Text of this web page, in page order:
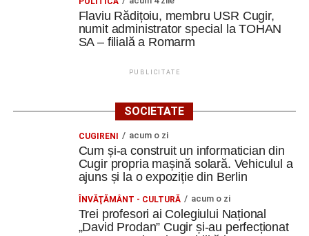
Flaviu Rădițoiu, membru USR Cugir,
numit administrator special la TOHAN
SA – filială a Romarm
PUBLICITATE
SOCIETATE
CUGIRENI acum o zi
Cum și-a construit un informatician din
Cugir propria mașină solară. Vehiculul a
ajuns și la o expoziție din Berlin
ÎNVĂŢĂMÂNT - CULTURĂ acum o zi
Trei profesori ai Colegiului Național
„David Prodan” Cugir și-au perfecționat